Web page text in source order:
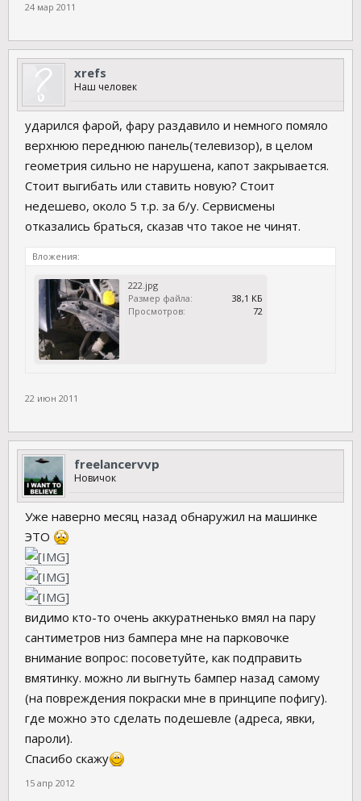
24 мар 2011
xrefs
Наш человек
ударился фарой, фару раздавило и немного помяло
верхнюю переднюю панель(телевизор), в целом
геометрия сильно не нарушена, капот закрывается.
Стоит выгибать или ставить новую? Стоит
недешево, около 5 т.р. за б/у. Сервисмены
отказались браться, сказав что такое не чинят.
Вложения:
222.jpg
Размер файла:
38,1 КБ
Просмотров:
72
22 июн 2011
freelancervvp
Новичок
Уже наверно месяц назад обнаружил на машинке
ЭТО
видимо кто-то очень аккуратненько вмял на пару
сантиметров низ бампера мне на парковочке
внимание вопрос: посоветуйте, как подправить
вмятинку. можно ли выгнуть бампер назад самому
(на повреждения покраски мне в принципе пофигу).
где можно это сделать подешевле (адреса, явки,
пароли).
Спасибо скажу
15 апр 2012